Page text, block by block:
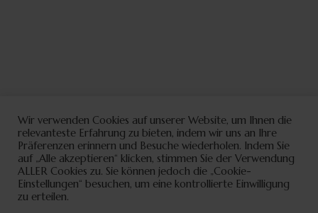
Wir verwenden Cookies auf unserer Website, um Ihnen die
relevanteste Erfahrung zu bieten, indem wir uns an Ihre
Präferenzen erinnern und Besuche wiederholen. Indem Sie
auf „Alle akzeptieren“ klicken, stimmen Sie der Verwendung
ALLER Cookies zu. Sie können jedoch die „Cookie-
Einstellungen“ besuchen, um eine kontrollierte Einwilligung
zu erteilen.